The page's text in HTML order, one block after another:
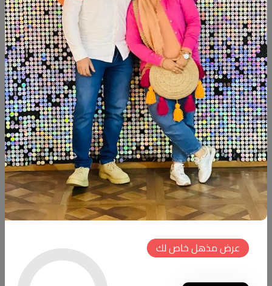
تصنيف:كوفي كورنر هاند ميد
شارك:
وصف
التقييمات (0)
Available now
Beechwood
Size:105cm
Hight:96cm
منتجات شبيهة
جديد
جديد
عرض مذهل خاص لك